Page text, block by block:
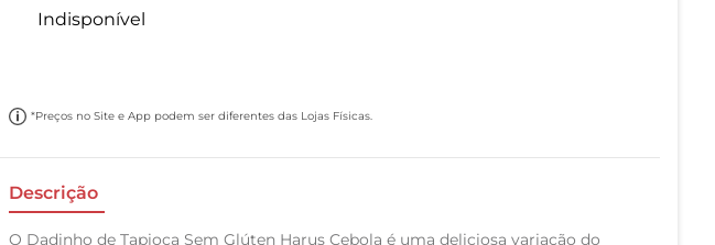
Indisponível
*Preços no Site e App podem ser diferentes das Lojas Físicas.
Descrição
O Dadinho de Tapioca Sem Glúten Harus Cebola é uma deliciosa variação do